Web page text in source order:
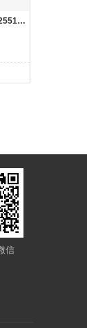
滨海发电机出租 发电机租赁17852551788
信